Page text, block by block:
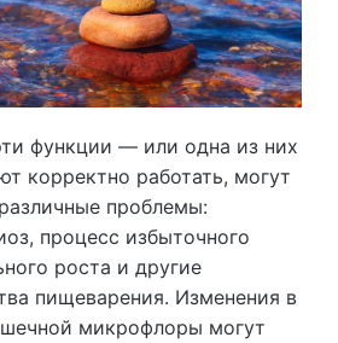
функции — или одна из них
корректно работать, могут
проблемы:
процесс избыточного
роста и другие
пищеварения. Изменения в
микрофлоры могут